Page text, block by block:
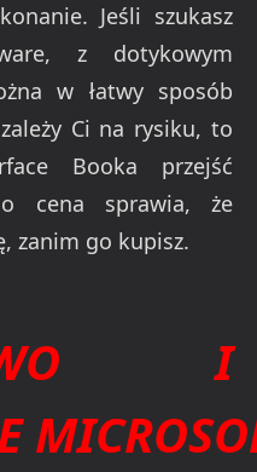
Jeśli szukasz
z dotykowym
w łatwy sposób
Ci na rysiku, to
Booka przejść
cena sprawia, że
zanim go kupisz.
I